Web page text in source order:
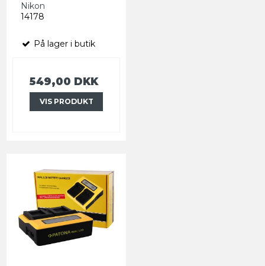
Nikon
14178
På lager i butik
549,00 DKK
VIS PRODUKT